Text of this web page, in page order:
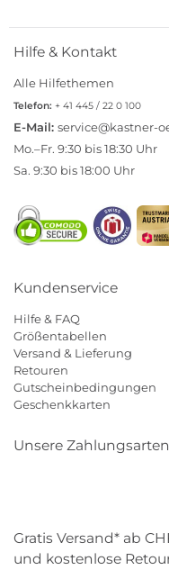
Hilfe & Kontakt
Alle Hilfethemen
Telefon: + 41 445 / 22 0 100
E-Mail: service@kastner-
Mo.–Fr. 9:30 bis 18:30 Uhr
Sa. 9:30 bis 18:00 Uhr
Kundenservice
Hilfe & FAQ
Größentabellen
Versand & Lieferung
Retouren
Gutscheinbedingungen
Geschenkkarten
Unsere Zahlungsarten
Gratis Versand* ab
und kostenlose